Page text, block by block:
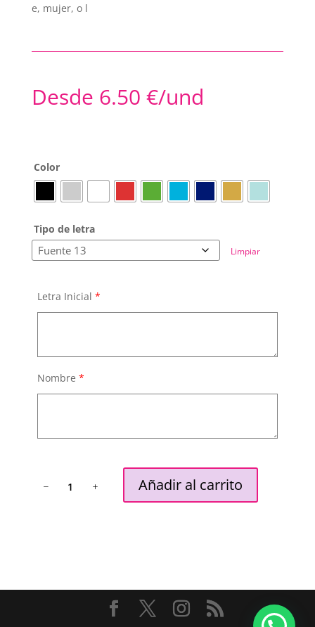
e, mujer, o l
Desde 6.50 €/und
Color
Tipo de letra
Limpiar
Letra Inicial *
Nombre *
Inicial
Añadir al carrito